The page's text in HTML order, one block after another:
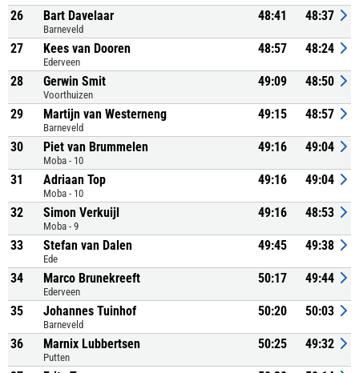
26 Bart Davelaar
Barneveld
48:41 48:37
27 Kees van Dooren
Ederveen
48:57 48:24
28 Gerwin Smit
Voorthuizen
49:09 48:50
29 Martijn van Westerneng
Barneveld
49:15 48:57
30 Piet van Brummelen
Moba - 10
49:16 49:04
31 Adriaan Top
Moba - 10
49:16 49:04
32 Simon Verkuijl
Moba - 9
49:16 48:53
33 Stefan van Dalen
Ede
49:45 49:38
34 Marco Brunekreeft
Ederveen
50:17 49:44
35 Johannes Tuinhof
Barneveld
50:20 50:03
36 Marnix Lubbertsen
Putten
50:25 49:32